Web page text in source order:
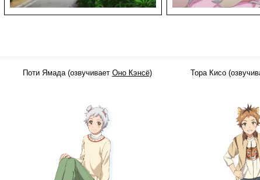
Поти Ямада (озвучивает Оно Кэнсё) Тора Кисо